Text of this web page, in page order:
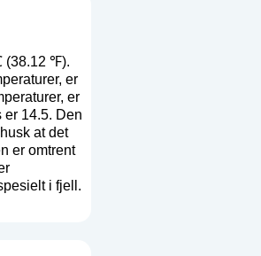
(38.12 ℉).
er
er
14.5. Den
at det
er omtrent
i fjell.